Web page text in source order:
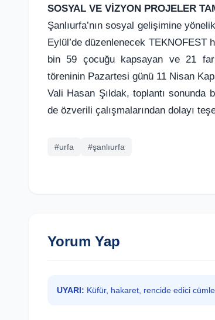
SOSYAL VE VİZYON PROJELER
Şanlıurfa’nın sosyal gelişimine
Eylül’de düzenlenecek TEKNOFEST
bin 59 çocuğu kapsayan ve 21
töreninin Pazartesi günü 11 Nisan
Vali Hasan Şıldak, toplantı sonunda
de özverili çalışmalarından dolayı
#urfa #şanlıurfa
Yorum Yap
UYARI: Küfür, hakaret, rencide edici